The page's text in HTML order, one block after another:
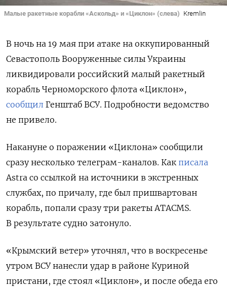
Малые ракетные корабли «Аскольд» и «Циклон» (слева) Kremlin
В ночь на 19 мая при атаке на оккупированный
Севастополь Вооруженные силы Украины
ликвидировали российский малый ракетный
корабль Черноморского флота «Циклон»,
сообщил Генштаб ВСУ. Подробности ведомство
не привело.
Накануне о поражении «Циклона» сообщили
сразу несколько телеграм-каналов. Как писала
Astra со ссылкой на источники в экстренных
службах, по причалу, где был пришвартован
корабль, попали сразу три ракеты ATACMS.
В результате судно затонуло.
«Крымский ветер» уточнял, что в воскресенье
утром ВСУ нанесли удар в районе Куриной
пристани, где стоял «Циклон», и после обеда его